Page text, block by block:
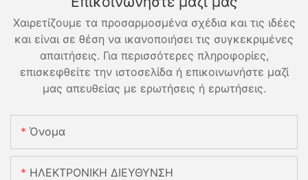
Χαιρετίζουμε τα προσαρμοσμένα σχέδια και τις ιδέες
και είναι σε θέση να ικανοποιήσει τις συγκεκριμένες
απαιτήσεις. Για περισσότερες πληροφορίες,
επισκεφθείτε την ιστοσελίδα ή επικοινωνήστε μαζί
μας απευθείας με ερωτήσεις ή ερωτήσεις.
Όνομα
ΗΛΕΚΤΡΟΝΙΚΗ ΔΙΕΥΘΥΝΣΗ